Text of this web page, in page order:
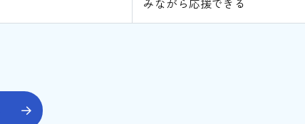
みながら応援できる